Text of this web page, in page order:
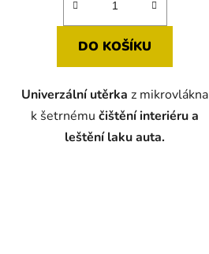
DO KOŠÍKU
Univerzální utěrka z mikrovlákna
k šetrnému čištění interiéru a
leštění laku auta.